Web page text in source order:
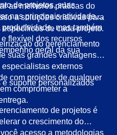
as melhores práticas do
a soluções criativas para
de cada projeto.
de projetos, suas
nas principais atividades
mas também
flexível dos recursos
geral da sua
do gerenciamento
suas grandes vantagens!
externos
com projetos de qualquer
comprometer a
suporte personalizados
de projetos é
o crescimento do
acesso a metodologias